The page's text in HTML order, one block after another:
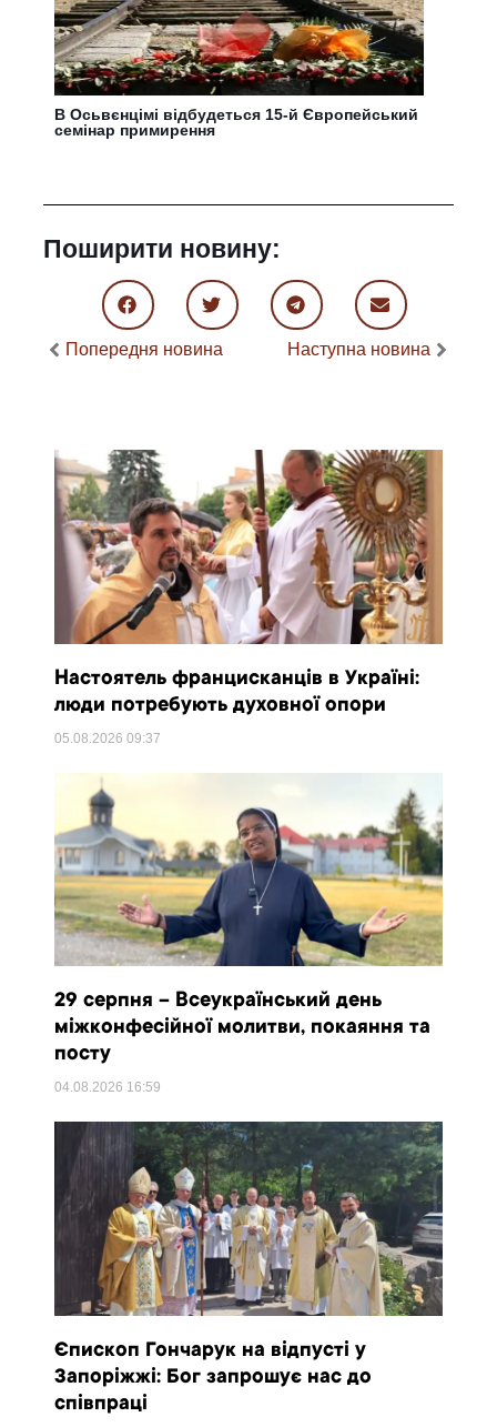
В Осьвєнцімі відбудеться 15-й Європейський
семінар примирення
Поширити новину:
Попередня новина Наступна новина
Настоятель францисканців в Україні:
люди потребують духовної опори
05.08.202609:37
29 серпня – Всеукраїнський день
міжконфесійної молитви, покаяння та
посту
04.08.2026 16:59
Єпископ Гончарук на відпусті у
Запоріжжі: Бог запрошує нас до
співпраці